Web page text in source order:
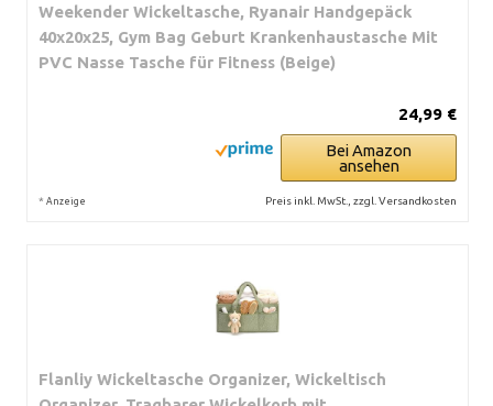
Weekender Wickeltasche, Ryanair Handgepäck
40x20x25, Gym Bag Geburt Krankenhaustasche Mit
PVC Nasse Tasche für Fitness (Beige)
24,99 €
Bei Amazon
ansehen
* Anzeige Preis inkl. MwSt., zzgl. Versandkosten
Flanliy Wickeltasche Organizer, Wickeltisch